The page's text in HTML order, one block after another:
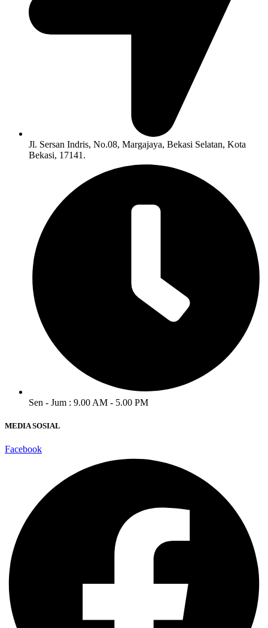
Jl. Sersan Indris, No.08, Margajaya, Bekasi Selatan, Kota
Bekasi, 17141.
Sen - Jum : 9.00 AM - 5.00 PM
MEDIA SOSIAL
Facebook